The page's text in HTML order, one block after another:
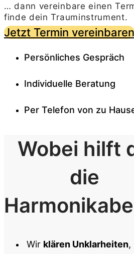
… dann vereinbare einen
finde dein Trauminstrument.
Jetzt Termin vereinbaren
Persönliches Gespräch
Individuelle Beratung
Per Telefon von zu
Wobei hilft
die
Wir klären Unklarheiten,